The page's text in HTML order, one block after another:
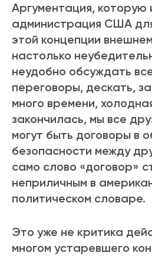
Аргументация, которую
администрация США
этой концепции
настолько
неудобно обсуждать
переговоры, дескать,
много времени,
закончилась, мы все
могут быть договоры в
безопасности между
само слово «договор»
неприличным в
политическом словаре.
Это уже не критика
многом устаревшего